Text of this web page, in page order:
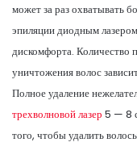
может за раз охватывать
эпиляции диодным
дискомфорта. Количество
уничтожения волос
Полное удаление
трехволновой лазер 5 — 8
того, чтобы удалить